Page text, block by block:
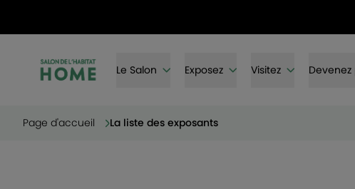
Le Salon Exposez Visitez
Page d'accueil La liste des exposants